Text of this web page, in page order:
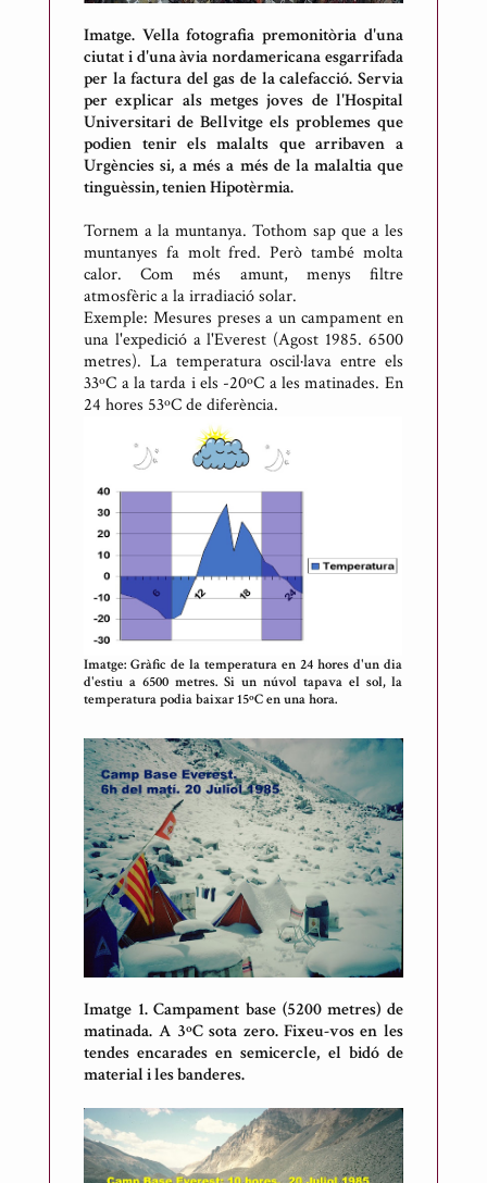
Imatge. Vella fotografia premonitòria d'una
ciutat i d'una àvia nordamericana esgarrifada
per la factura del gas de la calefacció. Servia
per explicar als metges joves de l'Hospital
Universitari de Bellvitge els problemes que
podien tenir els malalts que arribaven a
Urgències si, a més a més de la malaltia que
tinguèssin, tenien Hipotèrmia.
Tornem a la muntanya. Tothom sap que a les
muntanyes fa molt fred. Però també molta
calor. Com més amunt, menys filtre
atmosfèric a la irradiació solar.
Exemple: Mesures preses a un campament en
una l'expedició a l'Everest (Agost 1985. 6500
metres). La temperatura oscil·lava entre els
33ºC a la tarda i els -20ºC a les matinades. En
24 hores 53ºC de diferència.
Imatge: Gràfic de la temperatura en 24 hores d'un dia
d'estiu a 6500 metres. Si un núvol tapava el sol, la
temperatura podia baixar 15ºC en una hora.
Imatge 1. Campament base (5200 metres) de
matinada. A 3ºC sota zero. Fixeu-vos en les
tendes encarades en semicercle, el bidó de
material i les banderes.